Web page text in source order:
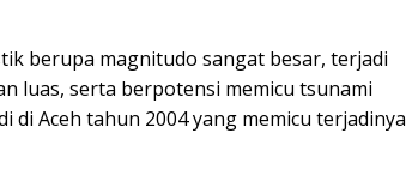
berupa magnitudo sangat besar, terjadi
luas, serta berpotensi memicu tsunami
di Aceh tahun 2004 yang memicu terjadinya